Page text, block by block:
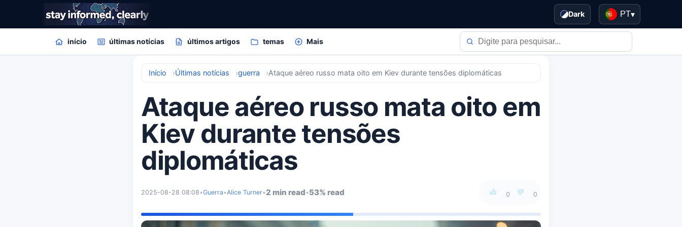
Dark PT▾
início últimas notícias últimos artigos temas Mais
Início Últimas notícias guerra Ataque aéreo russo mata oito em Kiev durante tensões diplomáticas
Ataque aéreo russo mata oito em
Kiev durante tensões
diplomáticas
0 0
2025-08-28 08:08•Guerra•Alice Turner•2 min read•53% read